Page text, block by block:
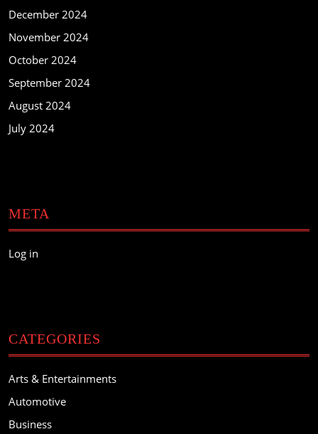
December 2024
November 2024
October 2024
September 2024
August 2024
July 2024
META
Log in
CATEGORIES
Arts & Entertainments
Automotive
Business